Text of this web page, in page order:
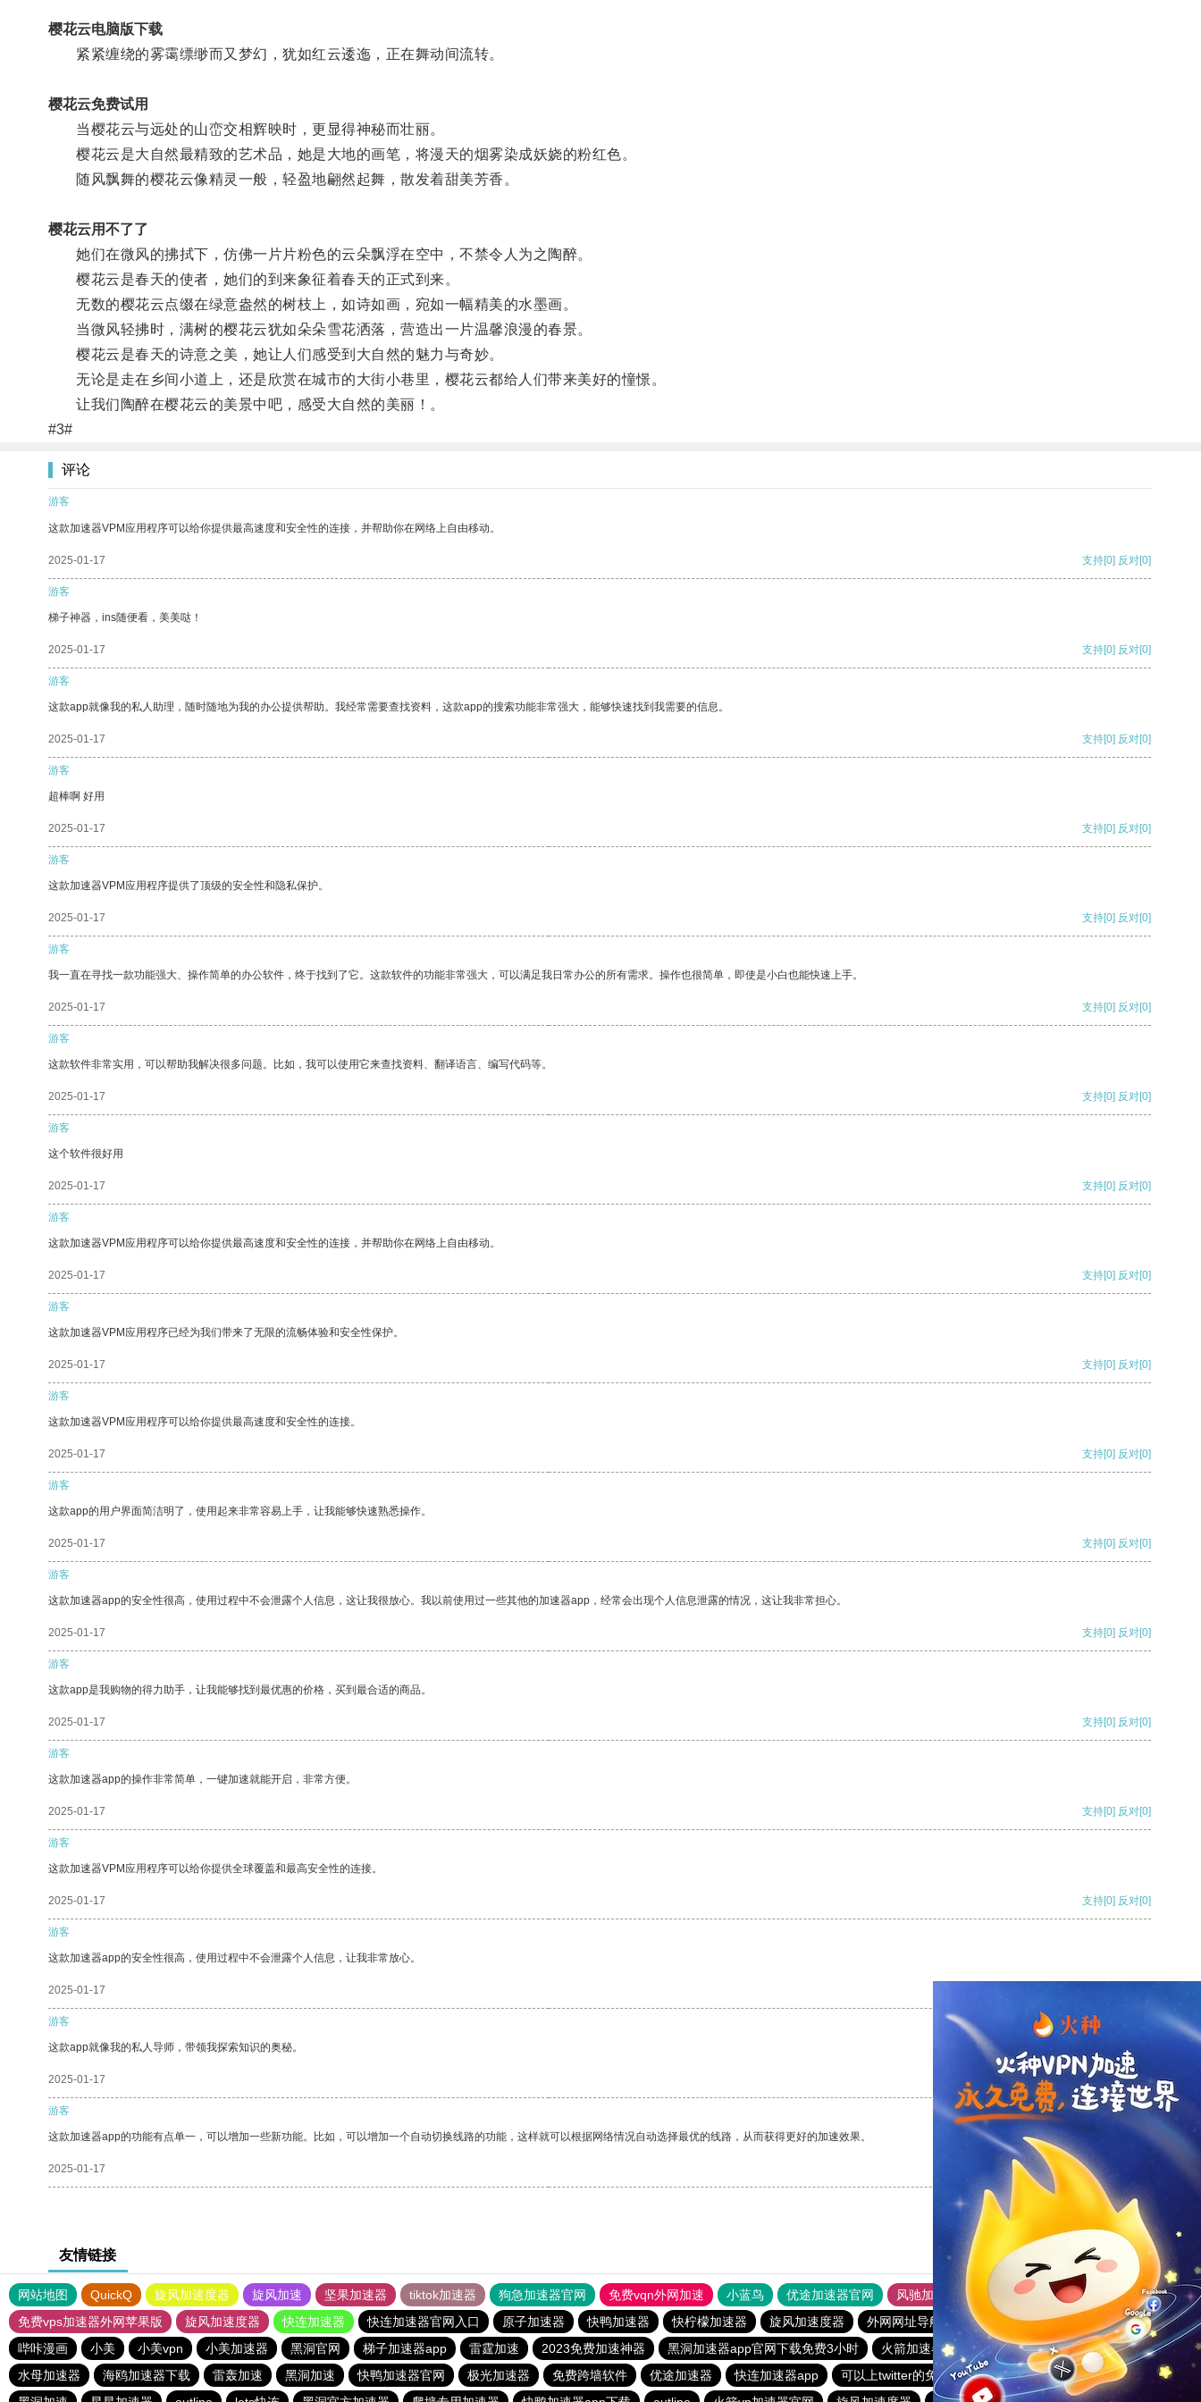
樱花云电脑版下载
紧紧缠绕的雾霭缥缈而又梦幻，犹如红云逶迤，正在舞动间流转。
樱花云免费试用
当樱花云与远处的山峦交相辉映时，更显得神秘而壮丽。
樱花云是大自然最精致的艺术品，她是大地的画笔，将漫天的烟雾染成妖娆的粉红色。
随风飘舞的樱花云像精灵一般，轻盈地翩然起舞，散发着甜美芳香。
樱花云用不了了
她们在微风的拂拭下，仿佛一片片粉色的云朵飘浮在空中，不禁令人为之陶醉。
樱花云是春天的使者，她们的到来象征着春天的正式到来。
无数的樱花云点缀在绿意盎然的树枝上，如诗如画，宛如一幅精美的水墨画。
当微风轻拂时，满树的樱花云犹如朵朵雪花洒落，营造出一片温馨浪漫的春景。
樱花云是春天的诗意之美，她让人们感受到大自然的魅力与奇妙。
无论是走在乡间小道上，还是欣赏在城市的大街小巷里，樱花云都给人们带来美好的憧憬。
让我们陶醉在樱花云的美景中吧，感受大自然的美丽！。
#3#
评论
游客
这款加速器VPM应用程序可以给你提供最高速度和安全性的连接，并帮助你在网络上自由移动。
2025-01-17 支持[0] 反对[0]
游客
梯子神器，ins随便看，美美哒！
2025-01-17 支持[0] 反对[0]
游客
这款app就像我的私人助理，随时随地为我的办公提供帮助。我经常需要查找资料，这款app的搜索功能非常强大，能够快速找到我需要的信息。
2025-01-17 支持[0] 反对[0]
游客
超棒啊 好用
2025-01-17 支持[0] 反对[0]
游客
这款加速器VPM应用程序提供了顶级的安全性和隐私保护。
2025-01-17 支持[0] 反对[0]
游客
我一直在寻找一款功能强大、操作简单的办公软件，终于找到了它。这款软件的功能非常强大，可以满足我日常办公的所有需求。操作也很简单，即使是小白也能快速上手。
2025-01-17 支持[0] 反对[0]
游客
这款软件非常实用，可以帮助我解决很多问题。比如，我可以使用它来查找资料、翻译语言、编写代码等。
2025-01-17 支持[0] 反对[0]
游客
这个软件很好用
2025-01-17 支持[0] 反对[0]
游客
这款加速器VPM应用程序可以给你提供最高速度和安全性的连接，并帮助你在网络上自由移动。
2025-01-17 支持[0] 反对[0]
游客
这款加速器VPM应用程序已经为我们带来了无限的流畅体验和安全性保护。
2025-01-17 支持[0] 反对[0]
游客
这款加速器VPM应用程序可以给你提供最高速度和安全性的连接。
2025-01-17 支持[0] 反对[0]
游客
这款app的用户界面简洁明了，使用起来非常容易上手，让我能够快速熟悉操作。
2025-01-17 支持[0] 反对[0]
游客
这款加速器app的安全性很高，使用过程中不会泄露个人信息，这让我很放心。我以前使用过一些其他的加速器app，经常会出现个人信息泄露的情况，这让我非常担心。
2025-01-17 支持[0] 反对[0]
游客
这款app是我购物的得力助手，让我能够找到最优惠的价格，买到最合适的商品。
2025-01-17 支持[0] 反对[0]
游客
这款加速器app的操作非常简单，一键加速就能开启，非常方便。
2025-01-17 支持[0] 反对[0]
游客
这款加速器VPM应用程序可以给你提供全球覆盖和最高安全性的连接。
2025-01-17 支持[0] 反对[0]
游客
这款加速器app的安全性很高，使用过程中不会泄露个人信息，让我非常放心。
2025-01-17
游客
这款app就像我的私人导师，带领我探索知识的奥秘。
2025-01-17 支持 [0] 反对 [0]
游客
这款加速器app的功能有点单一，可以增加一些新功能。比如，可以增加一个自动切换线路的功能，这样就可以根据网络情况自动选择最优的线路，从而获得更好的加速效果。
2025-01-17 支持
友情链接
网站地图 QuickQ 旋风加速度器 旋风加速 坚果加速器 tiktok加速器 狗急加速器官网 免费vqn外网加速 小蓝鸟 优途加速器官网 风驰加速器
旋风加速器
免费vps加速器外网苹果版
旋风加速度器 快连加速器 快连加速器官网入口 原子加速器 快鸭加速器 快柠檬加速器 旋风加速度器 外网网址导航 软件中心 雷霆加速
狂飙加速器
哔咔漫画
小美 小美vpn 小美加速器 黑洞官网 梯子加速器app 雷霆加速 2023免费加速神器 黑洞加速器app官网下载免费3小时 火箭加速器 vp加速器官网
安心加速器
水母加速器
海鸥加速器下载 雷轰加速 黑洞加速 快鸭加速器官网 极光加速器 免费跨墙软件 优途加速器 快连加速器app 可以上twitter的免费加速器 旋风加速度器
快连下载